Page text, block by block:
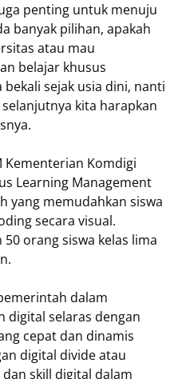
penting untuk menuju
banyak pilihan, apakah
atau mau
belajar khusus
sejak usia dini, nanti
kita harapkan
Kementerian Komdigi
Learning Management
yang memudahkan siswa
secara visual.
orang siswa kelas lima
dalam
digital selaras dengan
cepat dan dinamis
digital divide atau
skill digital dalam